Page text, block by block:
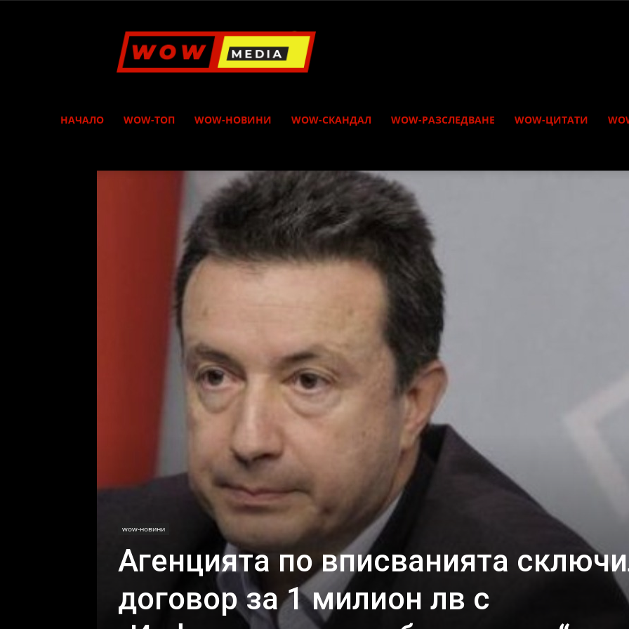
Media
НАЧАЛО WOW-ТОП WOW-НОВИНИ WOW-СКАНДАЛ WOW-РАЗСЛЕДВАНЕ WOW-ЦИТАТИ
wow-новини
Агенцията по вписванията
договор за 1 милион лв с